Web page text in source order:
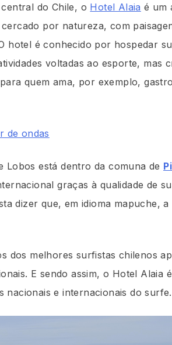
do Chile, o Hotel Alaia é um
por natureza, com
hotel é conhecido por hospedar
voltadas ao esporte, mas
quem ama, por exemplo,
de ondas
Lobos está dentro da comuna de
graças à qualidade de
dizer que, em idioma mapuche, a
dos melhores surfistas chilenos
E sendo assim, o Hotel Alaia
nacionais e internacionais do surfe.